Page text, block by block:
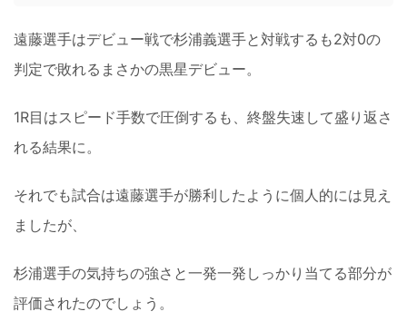
遠藤選手はデビュー戦で杉浦義選手と対戦するも2対0の
判定で敗れるまさかの黒星デビュー。
1R目はスピード手数で圧倒するも、終盤失速して盛り返さ
れる結果に。
それでも試合は遠藤選手が勝利したように個人的には見え
ましたが、
杉浦選手の気持ちの強さと一発一発しっかり当てる部分が
評価されたのでしょう。